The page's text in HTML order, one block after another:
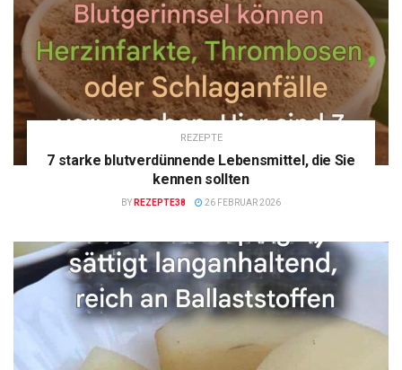
REZEPTE
7 starke blutverdünnende Lebensmittel, die Sie
kennen sollten
BY REZEPTE38 26 FEBRUAR 2026